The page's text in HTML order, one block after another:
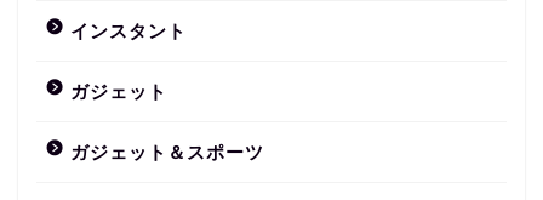
インスタント
ガジェット
ガジェット＆スポーツ